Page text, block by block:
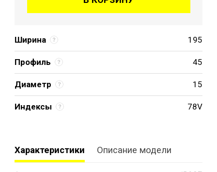
Ширина 195
Профиль 45
Диаметр 15
Индексы 78V
Характеристики Описание модели